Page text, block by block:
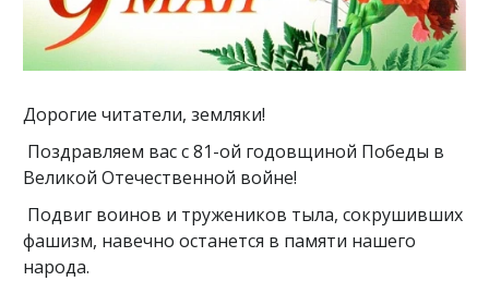
Дорогие читатели, земляки!
Поздравляем вас с 81-ой годовщиной Победы в
Великой Отечественной войне!
Подвиг воинов и тружеников тыла, сокрушивших
фашизм, навечно останется в памяти нашего
народа.